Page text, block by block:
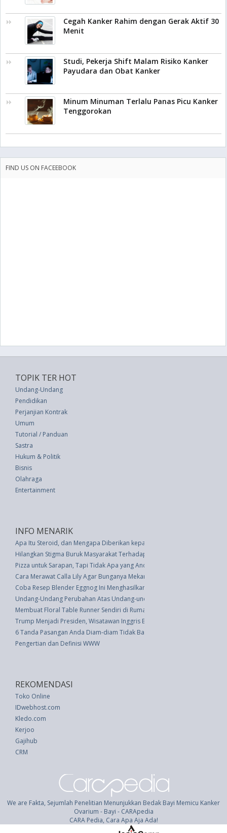
Cegah Kanker Rahim dengan Gerak Aktif 30
Menit
Studi, Pekerja Shift Malam Risiko Kanker
Payudara dan Obat Kanker
Minum Minuman Terlalu Panas Picu Kanker
Tenggorokan
FIND US ON FACEEBOOK
TOPIK TER HOT
Undang-Undang
Pendidikan
Perjanjian Kontrak
Umum
Tutorial / Panduan
Sastra
Hukum & Politik
Bisnis
Olahraga
Entertainment
INFO MENARIK
Apa Itu Steroid, dan Mengapa Diberikan kepada Pasien Positif Covid-19?
Hilangkan Stigma Buruk Masyarakat Terhadap Penyandang Gangguan Jiwa
Pizza untuk Sarapan, Tapi Tidak Apa yang Anda Pikirkan Selama Ini
Cara Merawat Calla Lily Agar Bunganya Mekar dari Tahun ke Tahun
Coba Resep Blender Eggnog Ini Menghasilkan Krim yang Sempurna
Undang-Undang Perubahan Atas Undang-undang Nomor 3 Tahun 1975
Membuat Floral Table Runner Sendiri di Rumah
Trump Menjadi Presiden, Wisatawan Inggris Berpikir Ulang Berwisata ke
6 Tanda Pasangan Anda Diam-diam Tidak Bahagia
Pengertian dan Definisi WWW
REKOMENDASI
Toko Online
IDwebhost.com
Kledo.com
Kerjoo
Gajihub
CRM
We are Fakta, Sejumlah Penelitian Menunjukkan Bedak Bayi Memicu Kanker
Ovarium - Bayi - CARApedia
CARA Pedia, Cara Apa Aja Ada!